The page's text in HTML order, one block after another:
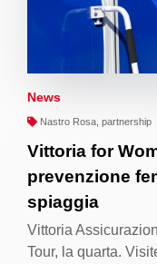
News
Nastro Rosa, partnership
Vittoria for
prevenzione
spiaggia
Vittoria
Tour, la quarta.